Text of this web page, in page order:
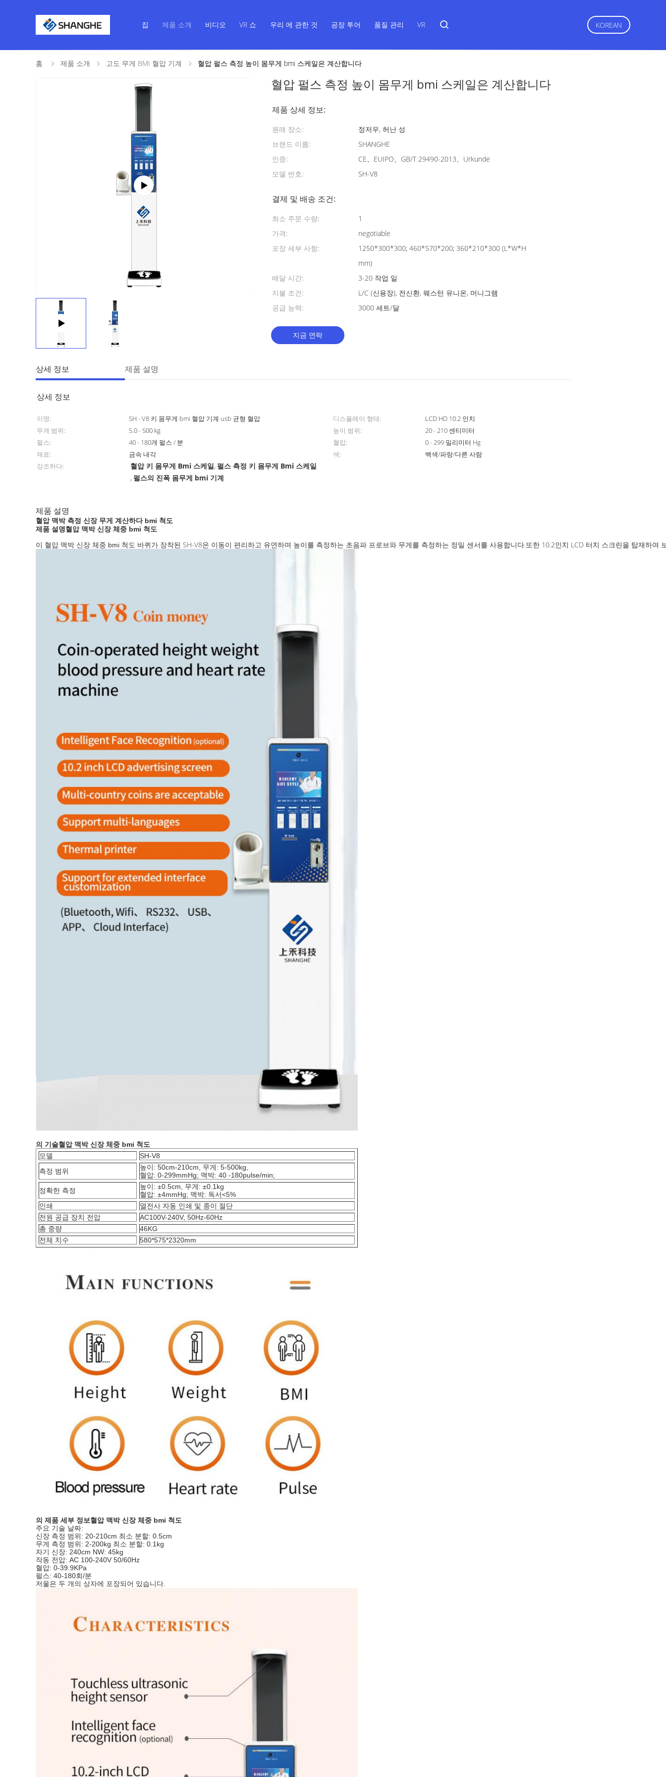
집 제품 소개 비디오 VR 쇼 우리 에 관한 것 공장 투어 품질 관리 VR KOREAN
홈 제품 소개 고도 무게 BMI 혈압 기계 혈압 펄스 측정 높이 몸무게 bmi 스케일은 계산합니다
혈압 펄스 측정 높이 몸무게 bmi 스케일은 계산합니다
제품 상세 정보:
원래 장소:
정저우, 허난 성
브랜드 이름:
SHANGHE
인증:
CE、EUIPO、GB/T 29490-2013、Urkunde
모델 번호:
SH-V8
결제 및 배송 조건:
최소 주문 수량:
1
가격:
negotiable
포장 세부 사항:
1250*300*300; 460*570*200; 360*210*300 (L*W*H
mm)
배달 시간:
3-20 작업 일
지불 조건:
L/C (신용장), 전신환, 웨스턴 유니온, 머니그램
공급 능력:
3000 세트/달
지금 연락
상세 정보 제품 설명
상세 정보
이명: SH - V8 키 몸무게 bmi 혈압 기계 usb 균형 혈압 디스플레이 형태:
LCD HD 10.2 인치
무게 범위:
5.0 - 500 kg 높이 범위:
20 - 210 센티미터
펄스:
40 - 180개 펄스 / 분 혈압:
0 - 299 밀리미터 Hg
재료:
금속 내각 색:
백색/파랑/다른 사람
강조하다:
혈압 키 몸무게 Bmi 스케일, 펄스 측정 키 몸무게 Bmi 스케일
, 펄스의 진폭 몸무게 bmi 기계
제품 설명
혈압 맥박 측정 신장 무게 계산하다 bmi 척도
제품 설명혈압 맥박 신장 체중 bmi 척도
이 혈압 맥박 신장 체중 bmi 척도 바퀴가 장착된 SH-V8은 이동이 편리하고 유연하며 높이를 측정하는 초음파 프로브와 무게를 측정하는 정밀 센서를 사용합니다.또한 10.2인치 LCD 터치 스크린을 탑재하
의 기술혈압 맥박 신장 체중 bmi 척도
모델
SH-V8
측정 범위
높이: 50cm-210cm, 무게: 5-500kg,
혈압: 0-299mmHg; 맥박: 40 -180pulse/min;
정확한 측정
높이: ±0.5cm, 무게: ±0.1kg
혈압: ±4mmHg; 맥박: 독서<5%
인쇄
열전사 자동 인쇄 및 종이 절단
전원 공급 장치 전압
AC100V-240V, 50Hz-60Hz
총 중량
46KG
전체 치수
580*575*2320mm
의 제품 세부 정보혈압 맥박 신장 체중 bmi 척도
주요 기술 날짜:
신장 측정 범위: 20-210cm 최소 분할: 0.5cm
무게 측정 범위: 2-200kg 최소 분할: 0.1kg
자기 신장: 240cm NW: 45kg
작동 전압: AC 100-240V 50/60Hz
혈압: 0-39.9KPa
펄스: 40-180회/분
저울은 두 개의 상자에 포장되어 있습니다.